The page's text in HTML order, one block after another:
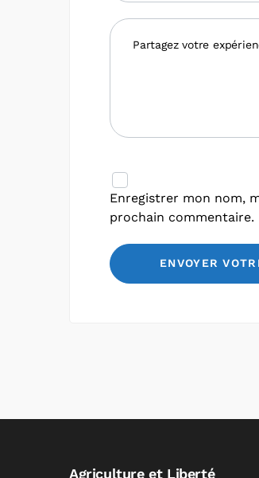
Enregistrer mon nom,
prochain commentaire.
Agriculture et Liberté